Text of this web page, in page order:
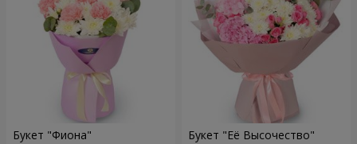
Букет "Фиона" Букет "Её Высочество"